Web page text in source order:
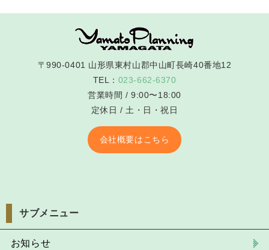
〒990-0401 山形県東村山郡中山町長崎40番地12
TEL： 023-662-6370
営業時間 / 9:00〜18:00
定休日 / 土・日・祝日
会社概要はこちら
サブメニュー
お知らせ